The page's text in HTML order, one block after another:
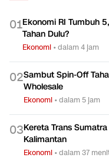
01Ekonomi RI Tumbuh
Tahan Dulu?
Ekonomi •dalam 4 jam
02Sambut Spin-Off
Wholesale
Ekonomi •dalam 5 jam
03Kereta Trans
Kalimantan
Ekonomi •dalam 37